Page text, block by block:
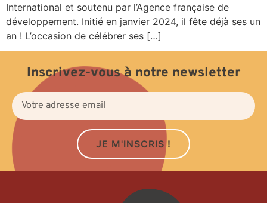
International et soutenu par l’Agence française de
développement. Initié en janvier 2024, il fête déjà ses un
an ! L’occasion de célébrer ses […]
Inscrivez-vous à notre newsletter
JE M'INSCRIS !